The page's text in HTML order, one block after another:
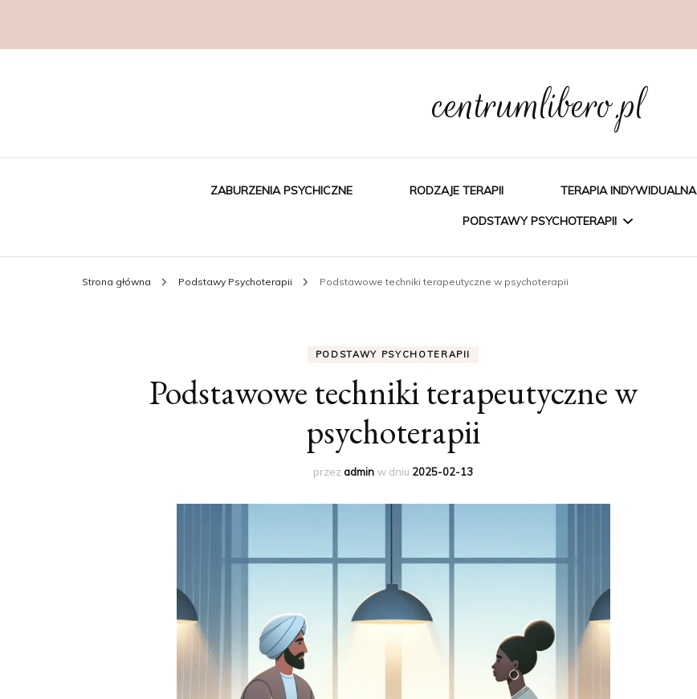
centrumlibero.pl
ZABURZENIA PSYCHICZNE RODZAJE TERAPII TERAPIA INDYWIDUALNA
PODSTAWY PSYCHOTERAPII
Strona główna Podstawy Psychoterapii Podstawowe techniki terapeutyczne w psychoterapii
PODSTAWY PSYCHOTERAPII
Podstawowe techniki terapeutyczne w
psychoterapii
przezadmin w dniu 2025-02-13